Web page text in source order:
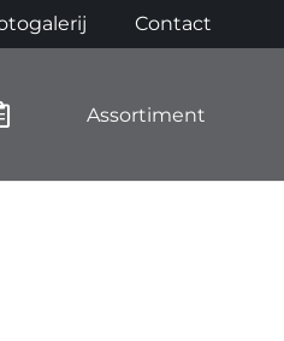
Contact
Assortiment